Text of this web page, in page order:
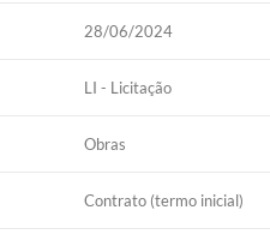
28/06/2024
LI - Licitação
Obras
Contrato (termo inicial)